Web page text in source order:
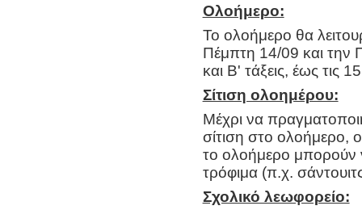
Ολοήμερο:
Το ολοήμερο θα
Πέμπτη 14/09 και την
και Β' τάξεις, έως τις
Σίτιση ολοημέρου:
Μέχρι να
σίτιση στο ολοήμερο,
το ολοήμερο μπορούν
τρόφιμα (π.χ.
Σχολικό λεωφορείο: